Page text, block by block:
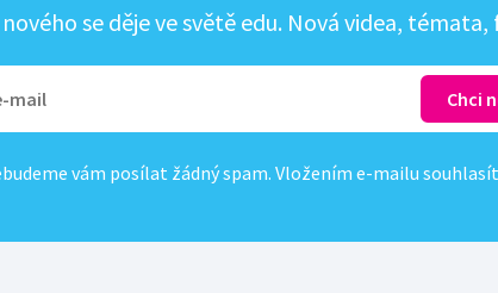
se děje ve světě edu. Nová videa, témata,
vám posílat žádný spam. Vložením e-mailu